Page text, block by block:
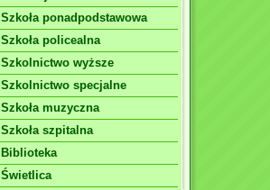
Szkoła ponadpodstawowa
Szkoła policealna
Szkolnictwo wyższe
Szkolnictwo specjalne
Szkoła muzyczna
Szkoła szpitalna
Biblioteka
Świetlica